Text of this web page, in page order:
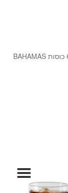
סט קנקן 1.8 ליטר + 6 כוסות BAHAMAS